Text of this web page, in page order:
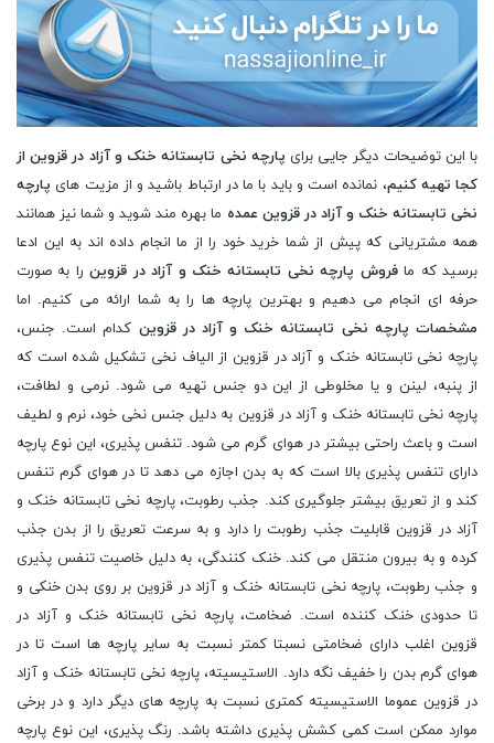
با این توضیحات دیگر جایی برای پارچه نخی تابستانه خنک و آزاد در قزوین از
کجا تهیه کنیم، نمانده است و باید با ما در ارتباط باشید و از مزیت های پارچه
نخی تابستانه خنک و آزاد در قزوین عمده ما بهره مند شوید و شما نیز همانند
همه مشتریانی که پیش از شما خرید خود را از ما انجام داده اند به این ادعا
برسید که مافروش پارچه نخی تابستانه خنک و آزاد در قزوینرا به صورت
حرفه ای انجام می دهیم و بهترین پارچه ها را به شما ارائه می کنیم. اما
مشخصات پارچه نخی تابستانه خنک و آزاد در قزوین کدام است. جنس،
پارچه نخی تابستانه خنک و آزاد در قزوین از الیاف نخی تشکیل شده است که
از پنبه، لینن و یا مخلوطی از این دو جنس تهیه می شود. نرمی و لطافت،
پارچه نخی تابستانه خنک و آزاد در قزوین به دلیل جنس نخی خود، نرم و لطیف
است و باعث راحتی بیشتر در هوای گرم می شود. تنفس پذیری، این نوع پارچه
دارای تنفس پذیری بالا است که به بدن اجازه می دهد تا در هوای گرم تنفس
کند و از تعریق بیشتر جلوگیری کند. جذب رطوبت، پارچه نخی تابستانه خنک و
آزاد در قزوین قابلیت جذب رطوبت را دارد و به سرعت تعریق را از بدن جذب
کرده و به بیرون منتقل می کند. خنک کنندگی، به دلیل خاصیت تنفس پذیری
و جذب رطوبت، پارچه نخی تابستانه خنک و آزاد در قزوین بر روی بدن خنکی و
تا حدودی خنک کننده است. ضخامت، پارچه نخی تابستانه خنک و آزاد در
قزوین اغلب دارای ضخامتی نسبتا کمتر نسبت به سایر پارچه ها است تا در
هوای گرم بدن را خفیف نگه دارد. الاستیسیته، پارچه نخی تابستانه خنک و آزاد
در قزوین عموما الاستیسیته کمتری نسبت به پارچه های دیگر دارد و در برخی
موارد ممکن است کمی کشش پذیری داشته باشد. رنگ پذیری، این نوع پارچه